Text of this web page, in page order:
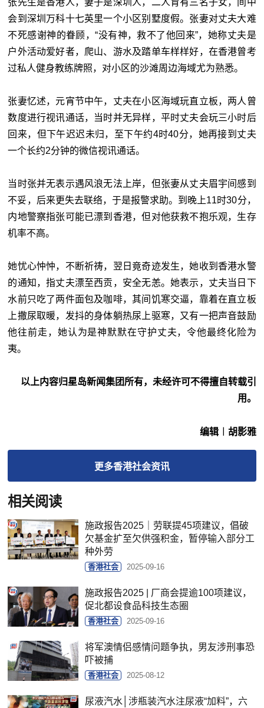
会到深圳万科十七英里一个小区别墅度假。张妻对丈夫大难
不死感谢神的眷顾，“没有神，救不了他回来”，她称丈夫是
户外活动爱好者，爬山、游水及踏单车样样好，在香港曾考
过私人健身教练牌照，对小区的沙滩周边海域尤为熟悉。
张妻忆述，元宵节中午，丈夫在小区海域玩直立板，两人曾
数度进行视讯通话，当时并无异样，平时丈夫会玩三小时后
回来，但下午迟迟未归，至下午约4时40分，她再接到丈夫
一个长约2分钟的微信视讯通话。
当时张并无表示遇风浪无法上岸，但张妻从丈夫眉宇间感到
不妥，后来更失去联络，于是报警求助。到晚上11时30分，
内地警察指张可能已漂到香港，但对他获救不抱乐观，生存
机率不高。
她忧心忡忡，不断祈祷，翌日竟奇迹发生，她收到香港水警
的通知，指丈夫漂至西贡，安全无恙。她表示，丈夫当日下
水前只吃了两件面包及咖啡，其间饥寒交逼，靠着在直立板
上撒尿取暖，发抖的身体躺热尿上驱寒，又有一把声音鼓励
他往前走，她认为是神默默在守护丈夫，令他最终化险为
夷。
以上内容归星岛新闻集团所有，未经许可不得擅自转载引
用。
编辑︱胡影雅
更多香港社会资讯
相关阅读
施政报告2025｜劳联提45项建议，倡破
欠基金扩至欠供强积金，暂停输入部分工
种外劳
香港社会 2025-09-16
施政报告2025 | 厂商会提逾100项建议，
促北都设食品科技生态圈
香港社会 2025-09-16
将军澳情侣感情问题争执，男友涉刑事恐
吓被捕
香港社会 2025-08-12
尿液汽水│涉瓶装汽水注尿液“加料”，六